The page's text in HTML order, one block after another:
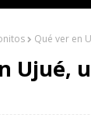
Qué ver en
Ujué,